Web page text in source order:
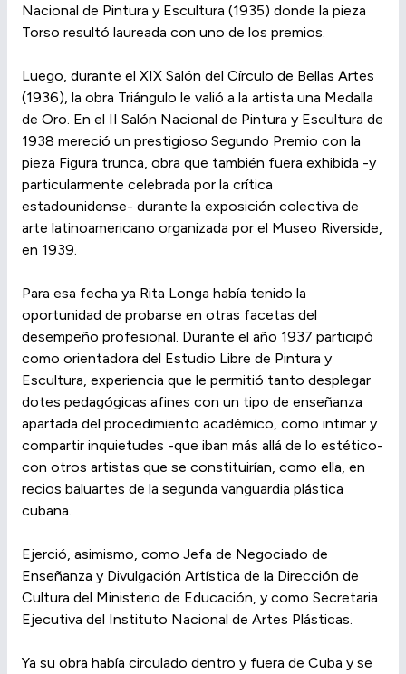
Nacional de Pintura y Escultura (1935) donde la pieza
Torso resultó laureada con uno de los premios.
Luego, durante el XIX Salón del Círculo de Bellas Artes
(1936), la obra Triángulo le valió a la artista una Medalla
de Oro. En el II Salón Nacional de Pintura y Escultura de
1938 mereció un prestigioso Segundo Premio con la
pieza Figura trunca, obra que también fuera exhibida -y
particularmente celebrada por la crítica
estadounidense- durante la exposición colectiva de
arte latinoamericano organizada por el Museo Riverside,
en 1939.
Para esa fecha ya Rita Longa había tenido la
oportunidad de probarse en otras facetas del
desempeño profesional. Durante el año 1937 participó
como orientadora del Estudio Libre de Pintura y
Escultura, experiencia que le permitió tanto desplegar
dotes pedagógicas afines con un tipo de enseñanza
apartada del procedimiento académico, como intimar y
compartir inquietudes -que iban más allá de lo estético-
con otros artistas que se constituirían, como ella, en
recios baluartes de la segunda vanguardia plástica
cubana.
Ejerció, asimismo, como Jefa de Negociado de
Enseñanza y Divulgación Artística de la Dirección de
Cultura del Ministerio de Educación, y como Secretaria
Ejecutiva del Instituto Nacional de Artes Plásticas.
Ya su obra había circulado dentro y fuera de Cuba y se